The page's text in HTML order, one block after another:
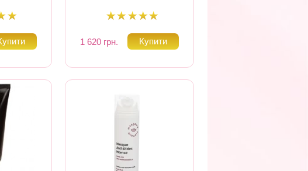
1 620 грн.